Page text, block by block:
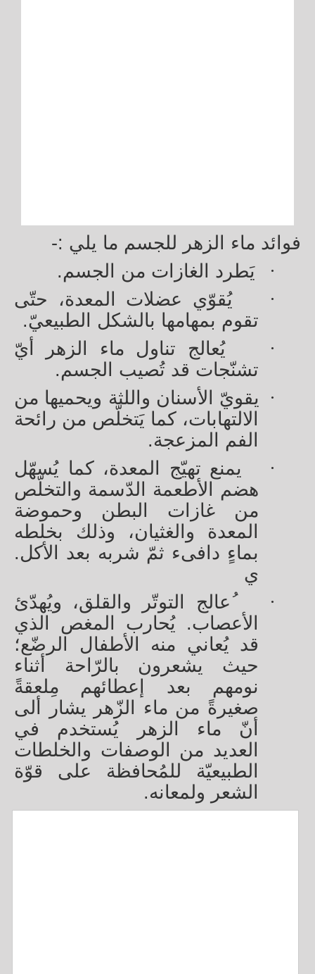
فوائد ماء الزهر للجسم ما يلي :-
·
يَطرد الغازات من الجسم.
·
يُقوّي عضلات المعدة، حتّى
تقوم بمهامها بالشكل الطبيعيّ.
·
يُعالج تناول ماء الزهر أيّ
تشنّجات قد تُصيب الجسم.
·
يقويّ الأسنان واللثة ويحميها من
الالتهابات، كما يَتخلّص من رائحة
الفم المزعجة.
·
يمنع تهيّج المعدة، كما يُسهّل
هضم الأطعمة الدّسمة والتخلّص
من غازات البطن وحموضة
المعدة والغثيان، وذلك بخلطه
بماءٍ دافىء ثمّ شربه بعد الأكل.
ي
·
ُعالج التوتّر والقلق، ويُهدّئ
الأعصاب. يُحارب المغص الذي
قد يُعاني منه الأطفال الرضّع؛
حيث يشعرون بالرّاحة أثناء
نومهم بعد إعطائهم مِلعقةً
صغيرةً من ماء الزّهر يشار ألى
أنّ ماء الزهر يُستخدم في
العديد من الوصفات والخلطات
الطبيعيّة للمُحافظة على قوّة
الشعر ولمعانه.